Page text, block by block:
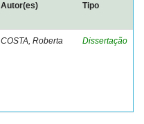
Autor(es) Tipo
COSTA, Roberta Dissertação